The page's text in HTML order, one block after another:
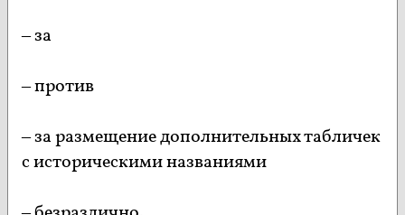
– за
– против
– за размещение дополнительных табличек
с историческими названиями